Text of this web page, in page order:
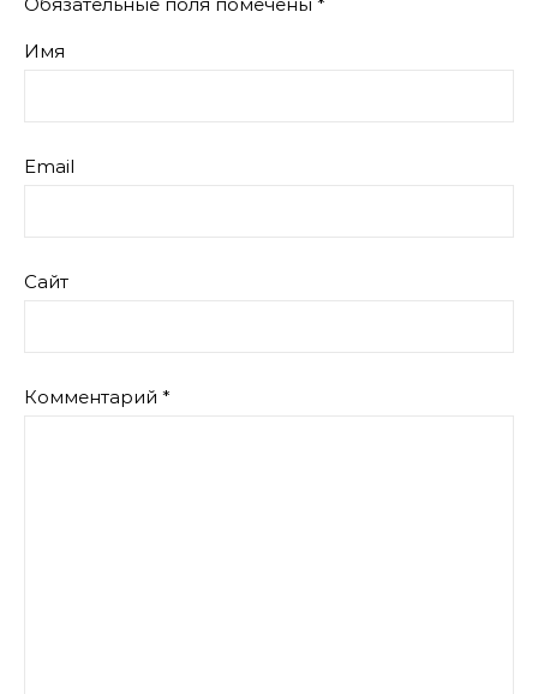
Имя
Email
Сайт
Комментарий *